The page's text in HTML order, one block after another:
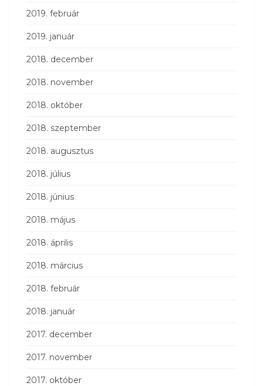
2019. február
2019. január
2018. december
2018. november
2018. október
2018. szeptember
2018. augusztus
2018. július
2018. június
2018. május
2018. április
2018. március
2018. február
2018. január
2017. december
2017. november
2017. október